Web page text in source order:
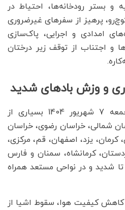
و بستر رودخانه‌ها، احتیاط در
پرهیز از سفرهای غیرضروری
امدادی و اجرایی، پاک‌سازی
و اجتناب از توقف زیر درختان
و وزش بادهای شدید
از دوشنبه 3 شهریور تا جمعه 7 شهریور 1404 بسیاری از
شمالی، خراسان رضوی، خراسان
یزد، اصفهان، قم، مرکزی،
کرمانشاه، سمنان و فارس
شدید و در نواحی مستعد همراه
کیفیت هوا، سقوط اشیا از